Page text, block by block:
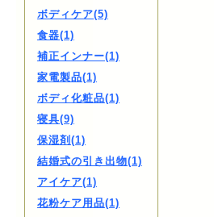
ボディケア(5)
食器(1)
補正インナー(1)
家電製品(1)
ボディ化粧品(1)
寝具(9)
保湿剤(1)
結婚式の引き出物(1)
アイケア(1)
花粉ケア用品(1)